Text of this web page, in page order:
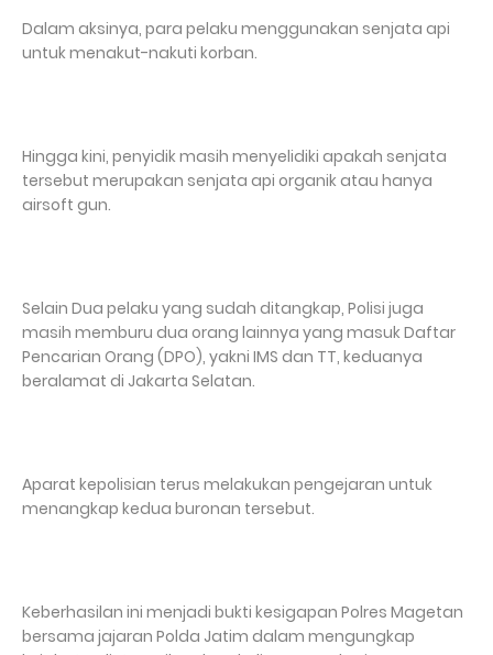
Dalam aksinya, para pelaku menggunakan senjata api
untuk menakut-nakuti korban.
Hingga kini, penyidik masih menyelidiki apakah senjata
tersebut merupakan senjata api organik atau hanya
airsoft gun.
Selain Dua pelaku yang sudah ditangkap, Polisi juga
masih memburu dua orang lainnya yang masuk Daftar
Pencarian Orang (DPO), yakni IMS dan TT, keduanya
beralamat di Jakarta Selatan.
Aparat kepolisian terus melakukan pengejaran untuk
menangkap kedua buronan tersebut.
Keberhasilan ini menjadi bukti kesigapan Polres Magetan
bersama jajaran Polda Jatim dalam mengungkap